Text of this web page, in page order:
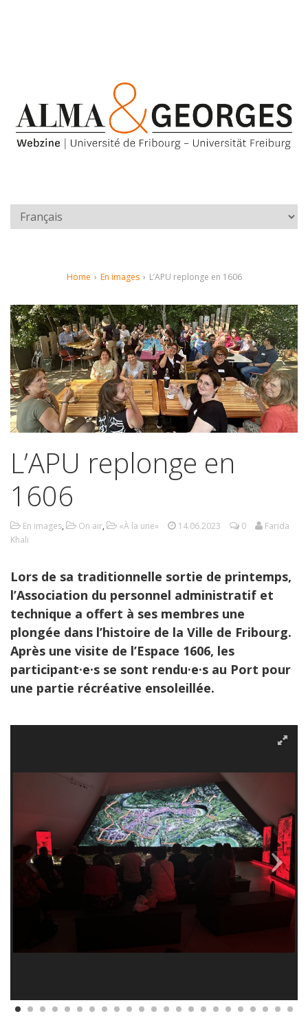
Home › En images › L’APU replonge en 1606
L’APU replonge en
1606
En images, On air, «À la une» 14.06.2023 0
Farida
Khali
Lors de sa traditionnelle sortie de printemps,
l’Association du personnel administratif et
technique a offert à ses membres une
plongée dans l’histoire de la Ville de Fribourg.
Après une visite de l’Espace 1606, les
participant·e·s se sont rendu·e·s au Port pour
une partie récréative ensoleillée.